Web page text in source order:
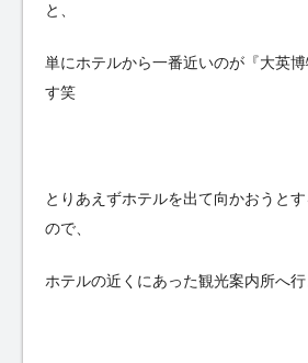
と、
単にホテルから一番近いのが『大英
す笑
とりあえずホテルを出て向かおうと
ので、
ホテルの近くにあった観光案内所へ行